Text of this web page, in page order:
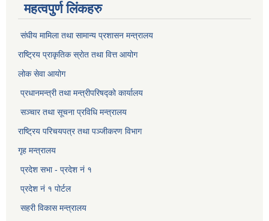
महत्वपुर्ण लिंकहरु
संघीय मामिला तथा सामान्य प्रशासन मन्त्रालय
राष्ट्रिय प्राकृतिक स्राेत तथा वित्त आयोग
लोक सेवा आयोग
प्रधानमन्त्री तथा मन्त्रीपरिषद्को कार्यालय
सञ्‍चार तथा सूचना प्रविधि मन्त्रालय
राष्ट्रिय परिचयपत्र तथा पञ्जीकरण विभाग​
गृह मन्त्रालय
प्रदेश सभा - प्रदेश नं १
प्रदेश नं १ पोर्टल
सहरी विकास मन्त्रालय